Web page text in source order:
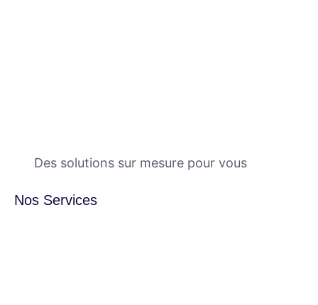
Des solutions sur mesure pour vous
Nos Services